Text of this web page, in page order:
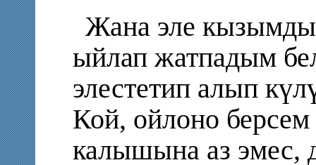
Жана эле
ыйлап жатпадым
элестетип алып
Кой, ойлоно
калышына аз